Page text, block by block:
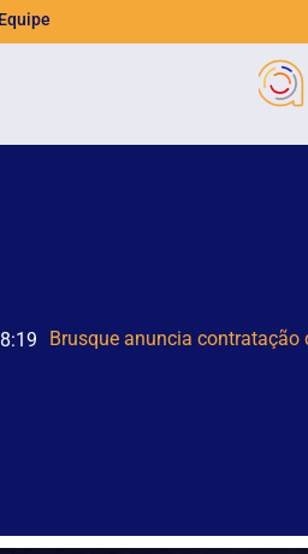
Semana de História termina